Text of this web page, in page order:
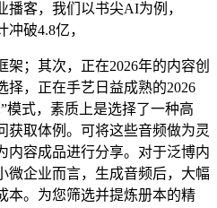
客，我们以书尖AI为例，
破4.8亿，
；其次，正在2026年的内容创
择，正在手艺日益成熟的2026
模式，素质上是选择了一种高
获取体例。可将这些音频做为灵
内容成品进行分享。对于泛博内
微企业而言，生成音频后，大幅
本。为您筛选并提炼册本的精